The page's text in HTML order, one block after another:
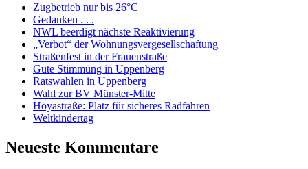
Zugbetrieb nur bis 26°C
Gedanken . . .
NWL beerdigt nächste Reaktivierung
„Verbot“ der Wohnungsvergesellschaftung
Straßenfest in der Frauenstraße
Gute Stimmung in Uppenberg
Ratswahlen in Uppenberg
Wahl zur BV Münster-Mitte
Hoyastraße: Platz für sicheres Radfahren
Weltkindertag
Neueste Kommentare